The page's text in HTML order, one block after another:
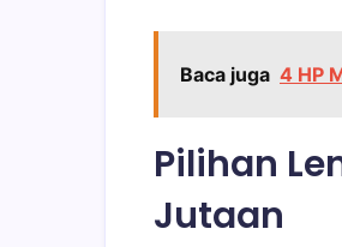
Baca juga 4 HP
Pilihan
Jutaan